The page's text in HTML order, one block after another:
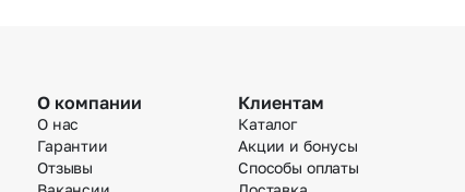
О компании
О нас
Гарантии
Отзывы
Клиентам
Каталог
Акции и бонусы
Способы оплаты